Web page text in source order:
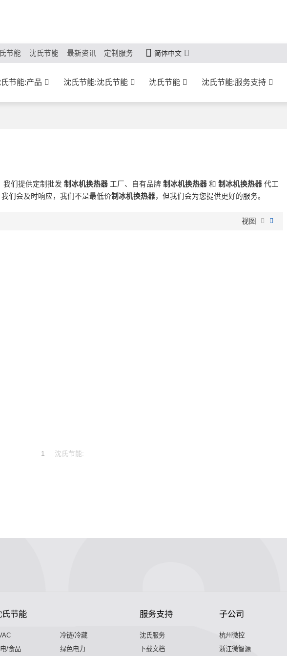
节能 沈氏节能 最新资讯 定制服务 简体中文
节能:产品 沈氏节能:沈氏节能 沈氏节能 沈氏节能:服务支持
们提供定制批发 制冰机换热器工厂、自有品牌 制冰机换热器和 制冰机换热器代工
们会及时响应，我们不是最低价制冰机换热器，但我们会为您提供更好的服务。
视图
1 沈氏节能:
氏节能
冷链/冷藏
/食品
绿色电力
服务支持
沈氏服务
下载文档
子公司
杭州微控
浙江微智源